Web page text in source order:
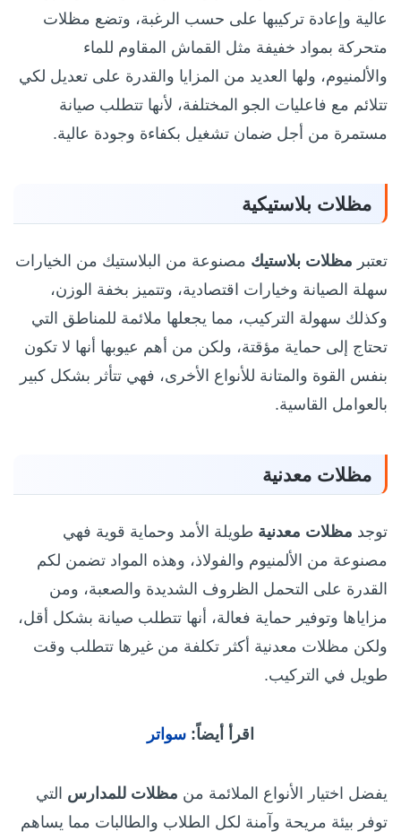
عالية وإعادة تركيبها على حسب الرغبة، وتضع مظلات
متحركة بمواد خفيفة مثل القماش المقاوم للماء
والألمنيوم، ولها العديد من المزايا والقدرة على تعديل لكي
تتلائم مع فاعليات الجو المختلفة، لأنها تتطلب صيانة
مستمرة من أجل ضمان تشغيل بكفاءة وجودة عالية.
مظلات بلاستيكية
تعتبر مظلات بلاستيك مصنوعة من البلاستيك من الخيارات
سهلة الصيانة وخيارات اقتصادية، وتتميز بخفة الوزن،
وكذلك سهولة التركيب، مما يجعلها ملائمة للمناطق التي
تحتاج إلى حماية مؤقتة، ولكن من أهم عيوبها أنها لا تكون
بنفس القوة والمتانة للأنواع الأخرى، فهي تتأثر بشكل كبير
بالعوامل القاسية.
مظلات معدنية
توجد مظلات معدنية طويلة الأمد وحماية قوية فهي
مصنوعة من الألمنيوم والفولاذ، وهذه المواد تضمن لكم
القدرة على التحمل الظروف الشديدة والصعبة، ومن
مزاياها وتوفير حماية فعالة، أنها تتطلب صيانة بشكل أقل،
ولكن مظلات معدنية أكثر تكلفة من غيرها تتطلب وقت
طويل في التركيب.
اقرأ أيضاً: سواتر
يفضل اختيار الأنواع الملائمة من مظلات للمدارس التي
توفر بيئة مريحة وآمنة لكل الطلاب والطالبات مما يساهم